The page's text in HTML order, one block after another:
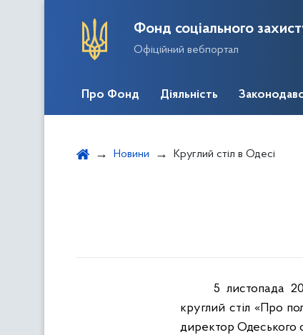
Фонд соціального
Офіційний вебпортал
Про Фонд Діяльність
Новини Круглий стіл в Одесі
5 листопада
круглий стіл «Про
директор Одеського